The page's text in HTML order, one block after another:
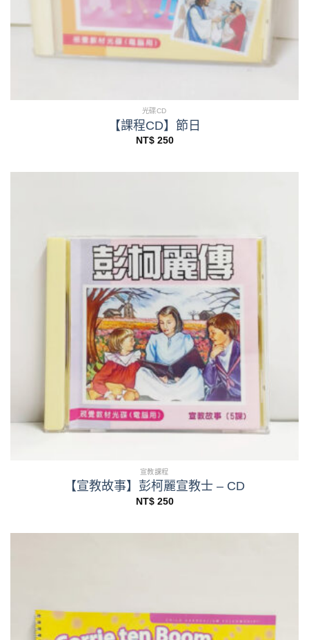
光碟CD
【課程CD】節日
NT$250
宣教課程
【宣教故事】彭柯麗宣教士 – CD
NT$250